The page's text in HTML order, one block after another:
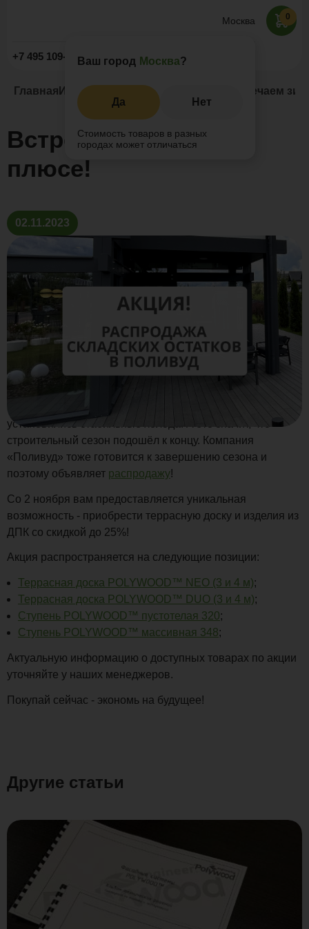
Москва
Ваш город Москва?
Да Нет
Стоимость товаров в разных
городах может отличаться
+7 495 109-52-09 Заказать звонок
0
Главная Информация Новости и акции Встречаем
Встречаем зиму в
плюсе!
02.11.2023
установились стабильные холода. А это значит, что
строительный сезон подошёл к концу. Компания
«Поливуд» тоже готовится к завершению сезона и
поэтому объявляет распродажу!
Со 2 ноября вам предоставляется уникальная
возможность - приобрести террасную доску и изделия из
ДПК со скидкой до 25%!
Акция распространяется на следующие позиции:
Террасная доска POLYWOOD™ NEO (3 и 4 м);
Террасная доска POLYWOOD™ DUO (3 и 4 м);
Ступень POLYWOOD™ пустотелая 320;
Ступень POLYWOOD™ массивная 348;
Актуальную информацию о доступных товарах по акции
уточняйте у наших менеджеров.
Покупай сейчас - экономь на будущее!
Другие статьи